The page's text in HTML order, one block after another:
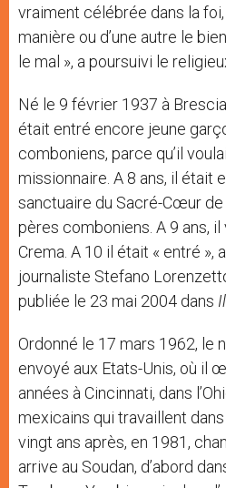
vraiment célébrée dans la
manière ou d’une autre le
le mal », a poursuivi le
Né le 9 février 1937 à
était entré encore jeune
comboniens, parce qu’il
missionnaire. A 8 ans, il était
sanctuaire du Sacré-Cœur
pères comboniens. A 9 ans,
Crema. A 10 il était « entré »,
journaliste Stefano
publiée le 23 mai 2004 dans
Ordonné le 17 mars 1962, le
envoyé aux Etats-Unis, où il
années à Cincinnati, dans
mexicains qui travaillent
vingt ans après, en 1981,
arrive au Soudan, d’abord